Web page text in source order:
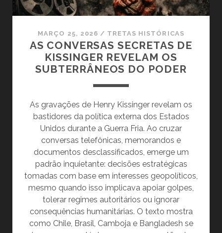
MARÇO 25, 2026 / TRETAS HISTÓRICAS
AS CONVERSAS SECRETAS DE
KISSINGER REVELAM OS
SUBTERRÂNEOS DO PODER
As gravações de Henry Kissinger revelam os
bastidores da política externa dos Estados
Unidos durante a Guerra Fria. Ao cruzar
conversas telefônicas, memorandos e
documentos desclassificados, emerge um
padrão inquietante: decisões estratégicas
tomadas com base em interesses geopolíticos,
mesmo quando isso implicava apoiar golpes,
tolerar regimes autoritários ou ignorar
consequências humanitárias. O texto mostra
como Chile, Brasil, Camboja e Bangladesh se